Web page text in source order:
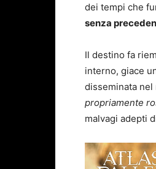
dei tempi che
senza
Il destino fa
interno, giace
disseminata
propriamente
malvagi adepti